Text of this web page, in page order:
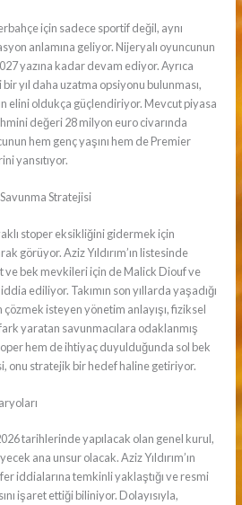
için sadece sportif değil, aynı
anlamına geliyor. Nijeryalı oyuncunun
yazına kadar devam ediyor. Ayrıca
yıl daha uzatma opsiyonu bulunması,
elini oldukça güçlendiriyor. Mevcut piyasa
değeri 28 milyon euro civarında
hem genç yaşını hem de Premier
yansıtıyor.
Stratejisi
stoper eksikliğini gidermek için
görüyor. Aziz Yıldırım’ın listesinde
ve bek mevkileri için de Malick Diouf ve
ediliyor. Takımın son yıllarda yaşadığı
isteyen yönetim anlayışı, fiziksel
yaratan savunmacılara odaklanmış
hem de ihtiyaç duyulduğunda sol bek
onu stratejik bir hedef haline getiriyor.
tarihlerinde yapılacak olan genel kurul,
ana unsur olacak. Aziz Yıldırım’ın
iddialarına temkinli yaklaştığı ve resmi
işaret ettiği biliniyor. Dolayısıyla,